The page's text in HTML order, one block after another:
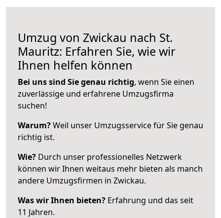
Umzug von Zwickau nach St.
Mauritz: Erfahren Sie, wie wir
Ihnen helfen können
Bei uns sind Sie genau richtig, wenn Sie einen
zuverlässige und erfahrene Umzugsfirma
suchen!
Warum?Weil unser Umzugsservice für Sie genau
richtig ist.
Wie? Durch unser professionelles Netzwerk
können wir Ihnen weitaus mehr bieten als manch
andere Umzugsfirmen in Zwickau.
Was wir Ihnen bieten? Erfahrung und das seit
11 Jahren.